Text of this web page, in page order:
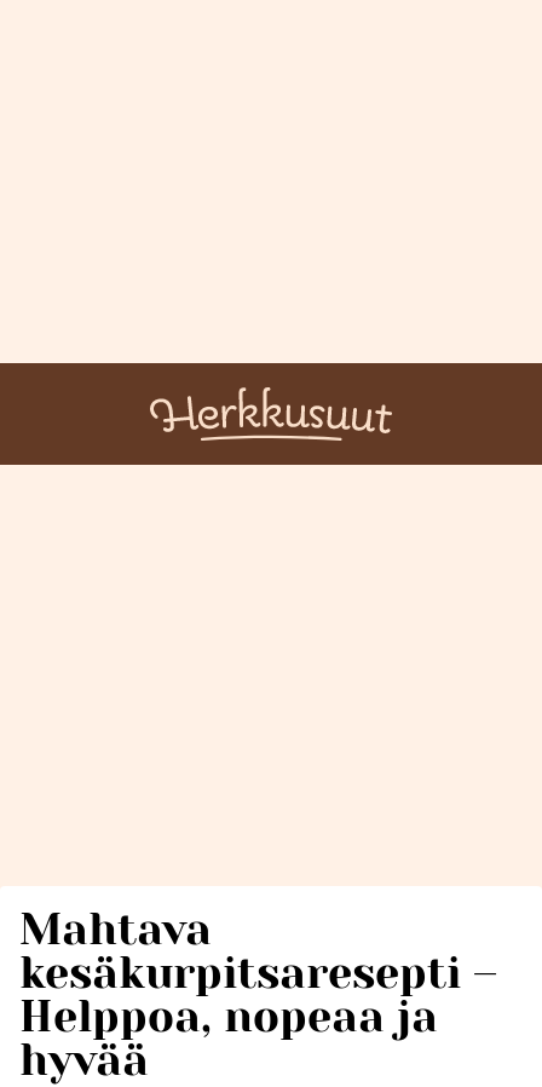
Mahtava
kesäkurpitsaresepti –
Helppoa, nopeaa ja
hyvää